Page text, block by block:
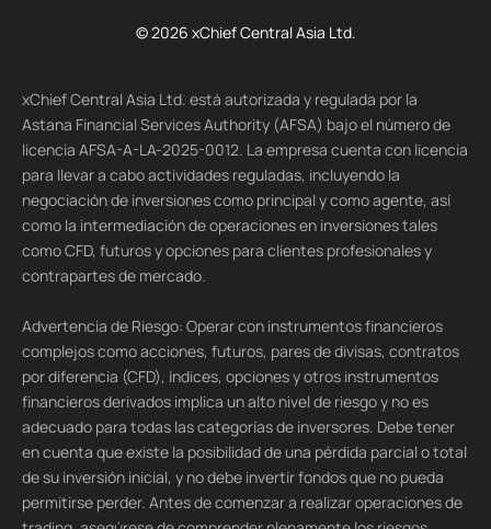
© 2026 xChief Central Asia Ltd.
xChief Central Asia Ltd. está autorizada y regulada por la
Astana Financial Services Authority (AFSA) bajo el número de
licencia AFSA-A-LA-2025-0012. La empresa cuenta con licencia
para llevar a cabo actividades reguladas, incluyendo la
negociación de inversiones como principal y como agente, así
como la intermediación de operaciones en inversiones tales
como CFD, futuros y opciones para clientes profesionales y
contrapartes de mercado.
Advertencia de Riesgo: Operar con instrumentos financieros
complejos como acciones, futuros, pares de divisas, contratos
por diferencia (CFD), índices, opciones y otros instrumentos
financieros derivados implica un alto nivel de riesgo y no es
adecuado para todas las categorías de inversores. Debe tener
en cuenta que existe la posibilidad de una pérdida parcial o total
de su inversión inicial, y no debe invertir fondos que no pueda
permitirse perder. Antes de comenzar a realizar operaciones de